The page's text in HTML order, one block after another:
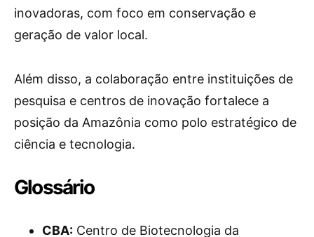
inovadoras, com foco em conservação e
geração de valor local.
Além disso, a colaboração entre instituições de
pesquisa e centros de inovação fortalece a
posição da Amazônia como polo estratégico de
ciência e tecnologia.
Glossário
CBA: Centro de Biotecnologia da